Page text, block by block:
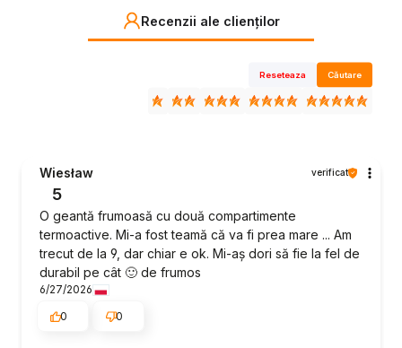
Recenzii ale clienților
Reseteaza Căutare
Wiesław verificat
5
O geantă frumoasă cu două compartimente
termoactive. Mi-a fost teamă că va fi prea mare ... Am
trecut de la 9, dar chiar e ok. Mi-aș dori să fie la fel de
durabil pe cât 🙂 de frumos
6/27/2026
0
0